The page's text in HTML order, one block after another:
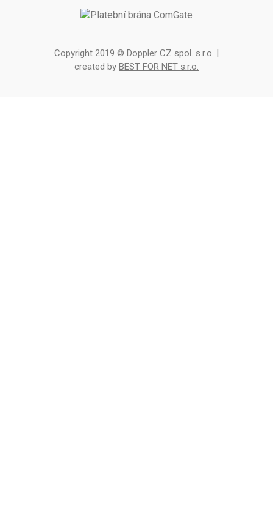
Copyright 2019 © Doppler CZ spol. s.r.o. |
created by BEST FOR NET s.r.o.